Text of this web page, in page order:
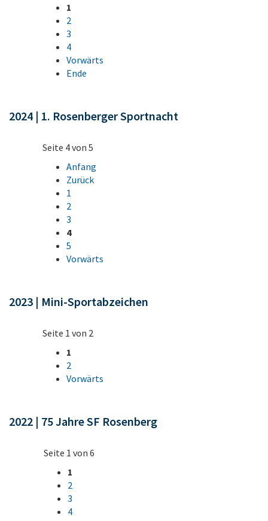
1
2
3
4
Vorwärts
Ende
2024 | 1. Rosenberger Sportnacht
Seite 4 von 5
Anfang
Zurück
1
2
3
4
5
Vorwärts
2023 | Mini-Sportabzeichen
Seite 1 von 2
1
2
Vorwärts
2022 | 75 Jahre SF Rosenberg
Seite 1 von 6
1
2
3
4